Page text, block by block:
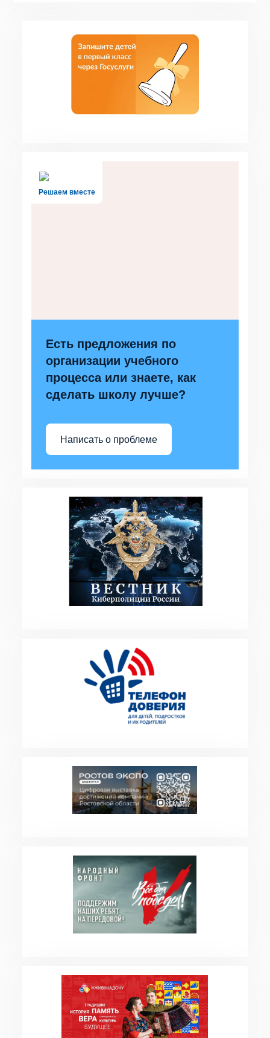
Решаем вместе
Есть предложения по
организации учебного
процесса или знаете, как
сделать школу лучше?
Написать о проблеме